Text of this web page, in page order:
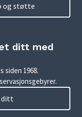
og støtte
ditt med
siden 1968.
ditt